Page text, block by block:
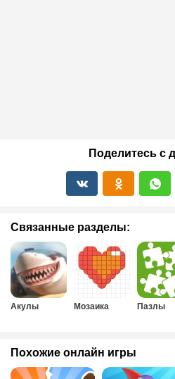
Поделитесь с
Связанные разделы:
Акулы Мозаика Пазлы
Похожие онлайн игры